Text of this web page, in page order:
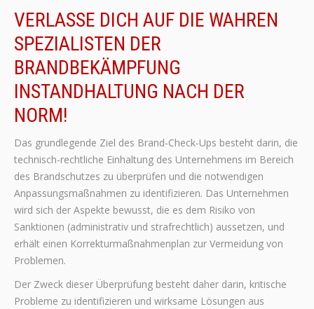
VERLASSE DICH AUF DIE WAHREN
SPEZIALISTEN DER
BRANDBEKÄMPFUNG
INSTANDHALTUNG NACH DER
NORM!
Das grundlegende Ziel des Brand-Check-Ups besteht darin, die
technisch-rechtliche Einhaltung des Unternehmens im Bereich
des Brandschutzes zu überprüfen und die notwendigen
Anpassungsmaßnahmen zu identifizieren. Das Unternehmen
wird sich der Aspekte bewusst, die es dem Risiko von
Sanktionen (administrativ und strafrechtlich) aussetzen, und
erhält einen Korrekturmaßnahmenplan zur Vermeidung von
Problemen.
Der Zweck dieser Überprüfung besteht daher darin, kritische
Probleme zu identifizieren und wirksame Lösungen aus